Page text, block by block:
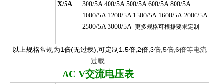
X/5A
300/5A 400/5A 500/5A 600/5A 800/5A
1000/5A 1200/5A 1500/5A 1600/5A 2000/5A
2500/5A 3000/5A 更多规格可根据要求定制
以上规格常规为1倍(无过载),可定制1.5倍,2倍,3倍,5倍,6倍等电流
过载
AC V交流电压表